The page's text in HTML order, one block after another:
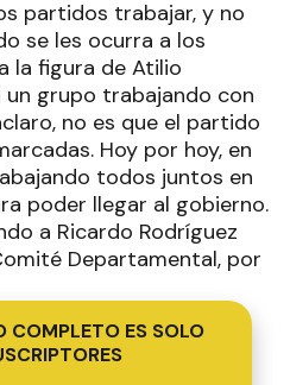
partidos trabajar, y no
se les ocurra a los
la figura de Atilio
grupo trabajando con
no es que el partido
Hoy por hoy, en
todos juntos en
poder llegar al gobierno.
a Ricardo Rodríguez
Departamental, por
COMPLETO ES SOLO